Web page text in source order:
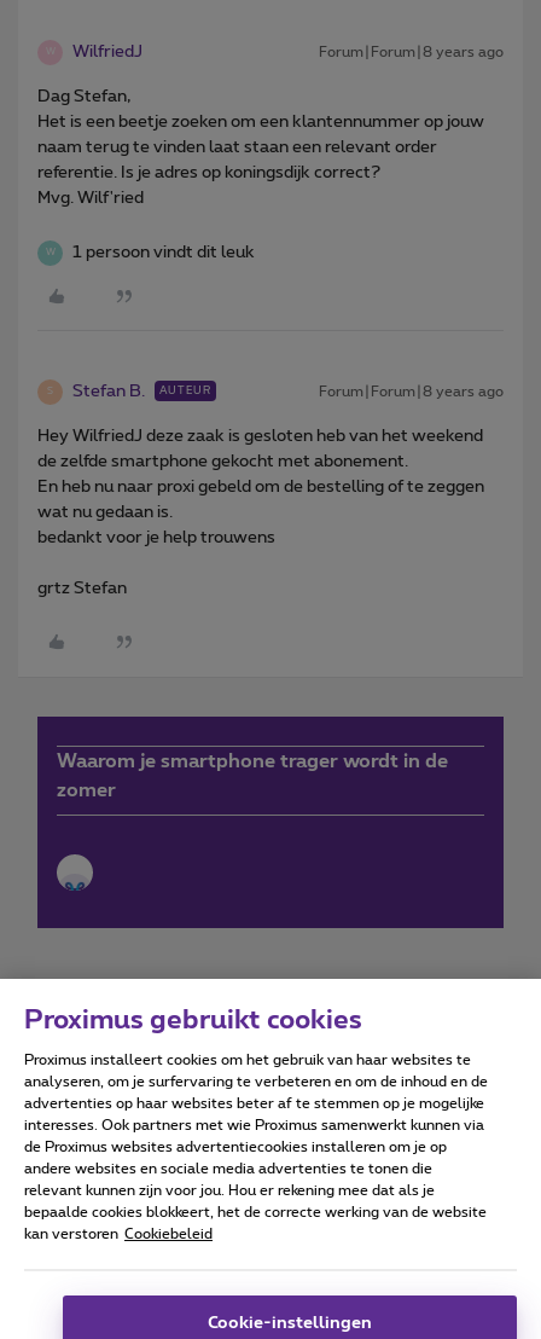
WilfriedJ Forum|Forum|8 years ago
Dag Stefan,
Het is een beetje zoeken om een klantennummer op jouw
naam terug te vinden laat staan een relevant order
referentie. Is je adres op koningsdijk correct?
Mvg. Wilf'ried
W 1 persoon vindt dit leuk
S Stefan B. AUTEUR Forum|Forum|8 years ago
Hey WilfriedJ deze zaak is gesloten heb van het weekend
de zelfde smartphone gekocht met abonement.
En heb nu naar proxi gebeld om de bestelling of te zeggen
wat nu gedaan is.
bedankt voor je help trouwens
grtz Stefan
Waarom je smartphone trager wordt in de
zomer
Forumvoorwaarden Accessibility statement
Alle rechten voorbehouden. © Proximus
Algemene voorwaarden, consumenteninfo
Deze website is gecreëerd en wordt beheerd conform het
Proximus gebruikt cookies
Proximus installeert cookies om het gebruik van haar websites te
analyseren, om je surfervaring te verbeteren en om de inhoud en de
advertenties op haar websites beter af te stemmen op je mogelijke
interesses. Ook partners met wie Proximus samenwerkt kunnen via
de Proximus websites advertentiecookies installeren om je op
andere websites en sociale media advertenties te tonen die
relevant kunnen zijn voor jou. Hou er rekening mee dat als je
bepaalde cookies blokkeert, het de correcte werking van de website
kan verstoren Cookiebeleid
Cookie-instellingen